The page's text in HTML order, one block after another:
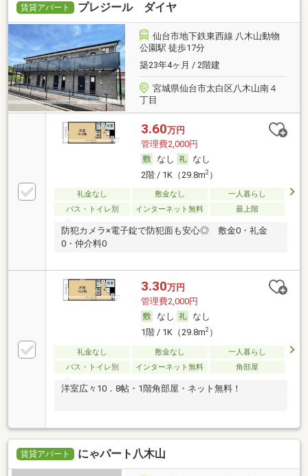
賃貸アパート プレジール ダイヤ
仙台市地下鉄東西線 八木山動物
公園駅 徒歩17分
築23年4ヶ月 / 2階建
宮城県仙台市太白区八木山南４
丁目
3.60万円
管理費2,000円
なし
なし
2階 / 1K（29.8m2）
礼金なし 敷金なし
一人暮らし
バス・トイレ別
インターネット無料 最上階
防犯カメラ×電子錠で防犯面も安心◎ 敷金0・礼金
0・仲介料0
3.30万円
管理費2,000円
なし
なし
1階 / 1K（29.8m2）
礼金なし 敷金なし
一人暮らし
バス・トイレ別
インターネット無料 角部屋
洋室広々10．8帖・1階角部屋・ネット無料！
賃貸アパート にゃパート八木山